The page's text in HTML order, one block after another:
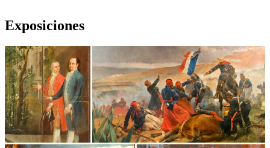
Exposiciones